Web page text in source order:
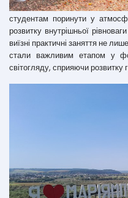
студентам поринути у
розвитку внутрішньої
виїзні практичні заняття не
стали важливим етапом у
світогляду, сприяючи розвитку